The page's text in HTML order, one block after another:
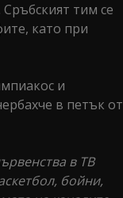
тим се
като при
и
в петък от
в ТВ
бойни,